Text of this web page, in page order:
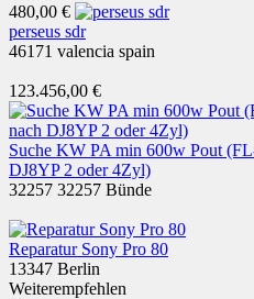
480,00 €
perseus sdr
46171 valencia spain
123.456,00 €
Suche KW PA min 600w Pout
DJ8YP 2 oder 4Zyl)
32257 32257 Bünde
Reparatur Sony Pro 80
13347 Berlin
Weiterempfehlen